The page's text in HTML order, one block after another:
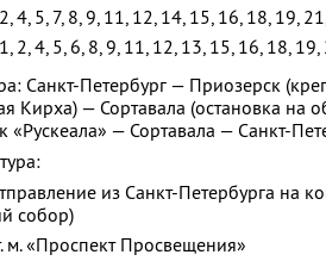
4, 5, 7, 8, 9, 11, 12, 14, 15, 16, 18, 19,
2, 4, 5, 6, 8, 9, 11, 12, 13, 15, 16, 18,
Санкт-Петербург — Приозерск
Кирха) — Сортавала (остановка на
«Рускеала» — Сортавала — Санкт-
из Санкт-Петербурга на
собор)
м. «Проспект Просвещения»